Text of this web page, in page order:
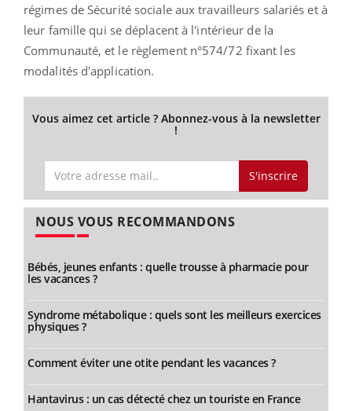
régimes de Sécurité sociale aux travailleurs salariés et à
leur famille qui se déplacent à l'intérieur de la
Communauté, et le règlement n°574/72 fixant les
modalités d'application.
Vous aimez cet article ? Abonnez-vous à la newsletter
!
S'inscrire
NOUS VOUS RECOMMANDONS
Bébés, jeunes enfants : quelle trousse à pharmacie pour
les vacances ?
Syndrome métabolique : quels sont les meilleurs exercices
physiques ?
Comment éviter une otite pendant les vacances ?
Hantavirus : un cas détecté chez un touriste en France